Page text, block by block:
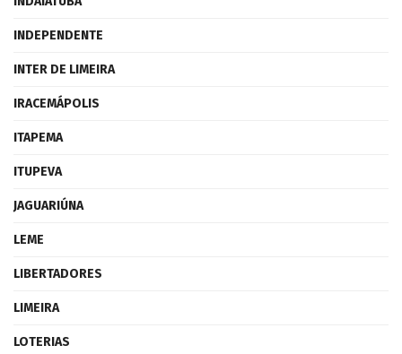
INDEPENDENTE
INTER DE LIMEIRA
IRACEMÁPOLIS
ITAPEMA
ITUPEVA
JAGUARIÚNA
LEME
LIBERTADORES
LIMEIRA
LOTERIAS